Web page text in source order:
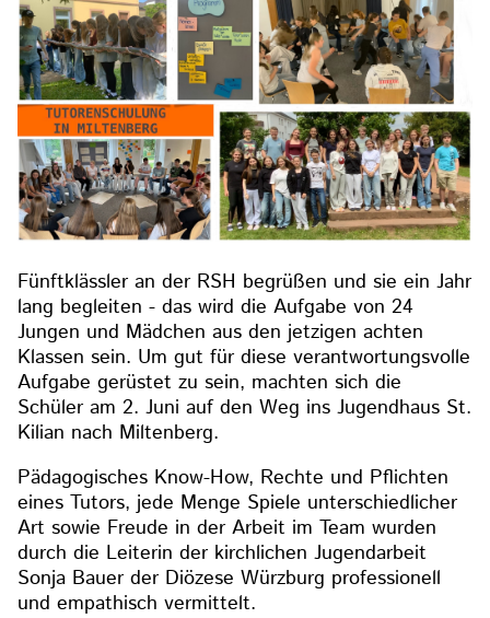
Fünftklässler an der RSH begrüßen und sie ein Jahr
lang begleiten - das wird die Aufgabe von 24
Jungen und Mädchen aus den jetzigen achten
Klassen sein. Um gut für diese verantwortungsvolle
Aufgabe gerüstet zu sein, machten sich die
Schüler am 2. Juni auf den Weg ins Jugendhaus St.
Kilian nach Miltenberg.
Pädagogisches Know-How, Rechte und Pflichten
eines Tutors, jede Menge Spiele unterschiedlicher
Art sowie Freude in der Arbeit im Team wurden
durch die Leiterin der kirchlichen Jugendarbeit
Sonja Bauer der Diözese Würzburg professionell
und empathisch vermittelt.